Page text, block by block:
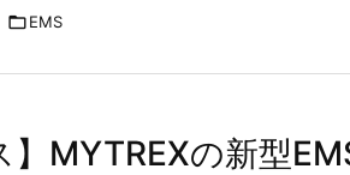
EMS
】MYTREXの新型